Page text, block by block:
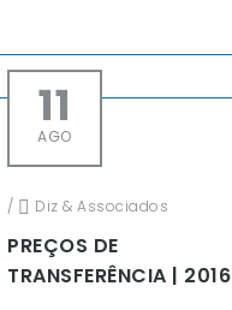
11
AGO
/ Diz & Associados
PREÇOS DE
TRANSFERÊNCIA | 2016